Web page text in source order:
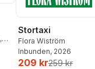
,
Stortaxi
Flora Wiström
Inbunden, 2026
209 kr259 kr